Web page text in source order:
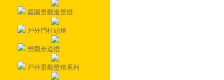
庭園景觀造景燈
戶外門柱頭燈
景觀步道燈
戶外景觀壁燈系列